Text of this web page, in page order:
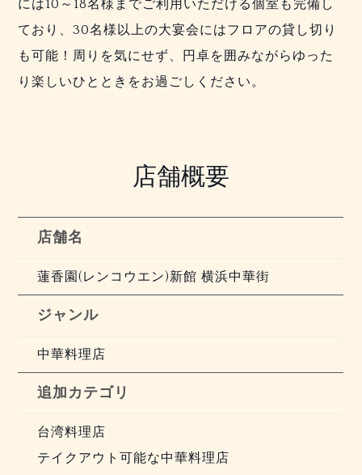
には10～18名様までご利用いただける個室も完備し
ており、30名様以上の大宴会にはフロアの貸し切り
も可能！周りを気にせず、円卓を囲みながらゆった
り楽しいひとときをお過ごしください。
店舗概要
店舗名
蓮香園(レンコウエン)新館 横浜中華街
ジャンル
中華料理店
追加カテゴリ
台湾料理店
テイクアウト可能な中華料理店